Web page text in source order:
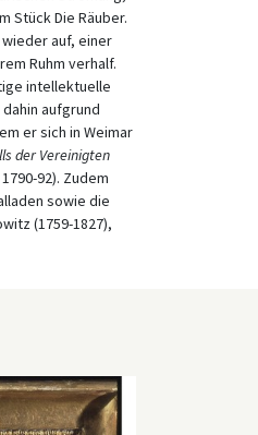
Stück Die Räuber.
auf, einer
Ruhm verhalf.
intellektuelle
aufgrund
er sich in Weimar
der Vereinigten
92). Zudem
sowie die
(1759-1827),